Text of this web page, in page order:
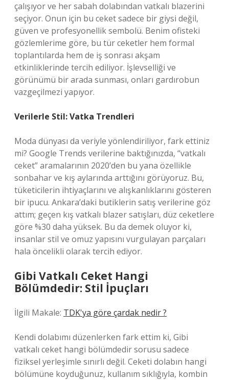
çalışıyor ve her sabah dolabından vatkalı blazerini
seçiyor. Onun için bu ceket sadece bir giysi değil,
güven ve profesyonellik sembolü. Benim ofisteki
gözlemlerime göre, bu tür ceketler hem formal
toplantılarda hem de iş sonrası akşam
etkinliklerinde tercih ediliyor. İşlevselliği ve
görünümü bir arada sunması, onları gardırobun
vazgeçilmezi yapıyor.
Verilerle Stil: Vatka Trendleri
Moda dünyası da veriyle yönlendiriliyor, fark ettiniz
mi? Google Trends verilerine baktığınızda, “vatkalı
ceket” aramalarının 2020’den bu yana özellikle
sonbahar ve kış aylarında arttığını görüyoruz. Bu,
tüketicilerin ihtiyaçlarını ve alışkanlıklarını gösteren
bir ipucu. Ankara’daki butiklerin satış verilerine göz
attım; geçen kış vatkalı blazer satışları, düz ceketlere
göre %30 daha yüksek. Bu da demek oluyor ki,
insanlar stil ve omuz yapısını vurgulayan parçaları
hala öncelikli olarak tercih ediyor.
Gibi Vatkalı Ceket Hangi
Bölümdedir: Stil İpuçları
İlgili Makale: TDK'ya göre çardak nedir ?
Kendi dolabımı düzenlerken fark ettim ki, Gibi
vatkalı ceket hangi bölümdedir sorusu sadece
fiziksel yerleşimle sınırlı değil. Ceketi dolabın hangi
bölümüne koyduğunuz, kullanım sıklığıyla, kombin